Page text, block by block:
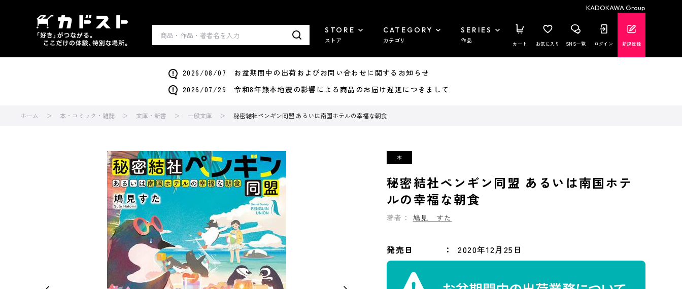
KADOKAWA Group
STORE
ストア
CATEGORY
カテゴリ
SERIES
作品 カート お気に入り SNS一覧 ログイン 新規登録
2026/08/07 お盆期間中の出荷およびお問い合わせに関するお知らせ
2026/07/29 令和8年熊本地震の影響による商品のお届け遅延につきまして
ホーム 本・コミック・雑誌 文庫・新書 一般文庫 秘密結社ペンギン同盟 あるいは南国ホテルの幸福な朝食
秘密結社ペンギン同盟 あるいは南国ホテ
ルの幸福な朝食
著者： 鳩見 すた
発売日 2020年12月25日